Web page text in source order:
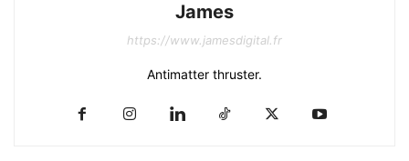
James
https://www.jamesdigital.fr
Antimatter thruster.